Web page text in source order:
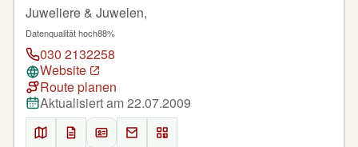
Juweliere & Juwelen,
Datenqualität hoch88%
030 2132258
Website
Route planen
Aktualisiert am 22.07.2009